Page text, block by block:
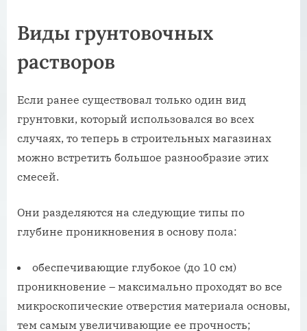
Виды грунтовочных
растворов
Если ранее существовал только один вид
грунтовки, который использовался во всех
случаях, то теперь в строительных магазинах
можно встретить большое разнообразие этих
смесей.
Они разделяются на следующие типы по
глубине проникновения в основу пола:
обеспечивающие глубокое (до 10 см)
проникновение – максимально проходят во все
микроскопические отверстия материала основы,
тем самым увеличивающие ее прочность;